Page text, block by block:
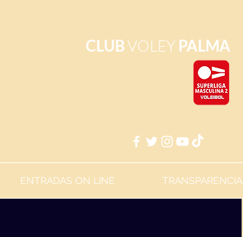
CLUBVOLEY PALMA
ENTRADAS ON LINE TRANSPARENCIA